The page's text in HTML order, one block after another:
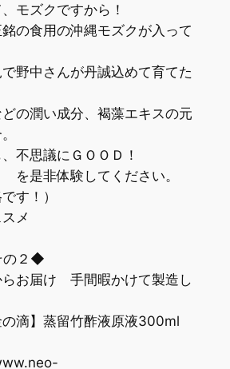
ズクですから！
食用の沖縄モズクが入って
中さんが丹誠込めて育てた
潤い成分、褐藻エキスの元
議にＧＯＯＤ！
非体験してください。
す！）
メ
２◆
お届け 手間暇かけて製造し
蒸留竹酢液原液300ml